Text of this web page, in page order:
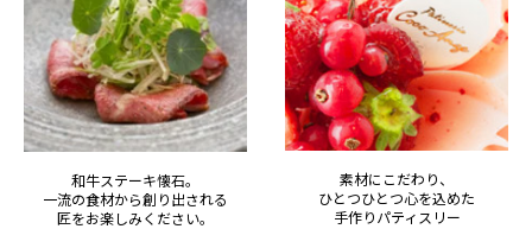
和牛ステーキ懐石。
一流の食材から創り出される
匠をお楽しみください。
素材にこだわり、
ひとつひとつ心を込めた
手作りパティスリー